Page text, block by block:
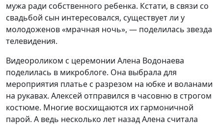
мужа ради собственного ребенка. Кстати, в связи со
свадьбой сын интересовался, существует ли у
молодоженов «мрачная ночь», — поделилась звезда
телевидения.
Видеороликом с церемонии Алена Водонаева
поделилась в микроблоге. Она выбрала для
мероприятия платье с разрезом на юбке и воланами
на рукавах. Алексей отправился в часовню в строгом
костюме. Многие восхищаются их гармоничной
парой. А ведь несколько лет назад Алена считала